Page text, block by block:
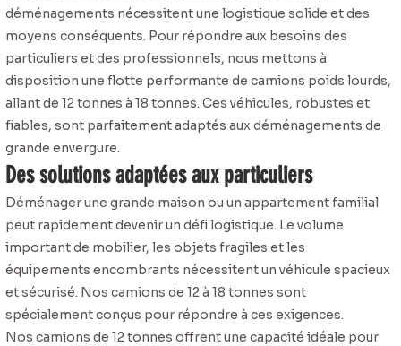
déménagements nécessitent une logistique solide et des
moyens conséquents. Pour répondre aux besoins des
particuliers et des professionnels, nous mettons à
disposition une flotte performante de camions poids lourds,
allant de 12 tonnes à 18 tonnes. Ces véhicules, robustes et
fiables, sont parfaitement adaptés aux déménagements de
grande envergure.
Des solutions adaptées aux particuliers
Déménager une grande maison ou un appartement familial
peut rapidement devenir un défi logistique. Le volume
important de mobilier, les objets fragiles et les
équipements encombrants nécessitent un véhicule spacieux
et sécurisé. Nos camions de 12 à 18 tonnes sont
spécialement conçus pour répondre à ces exigences.
Nos camions de 12 tonnes offrent une capacité idéale pour